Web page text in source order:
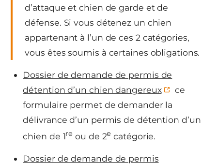
d’attaque et chien de garde et de
défense. Si vous détenez un chien
appartenant à l’un de ces 2 catégories,
vous êtes soumis à certaines obligations.
Dossier de demande de permis de
détention d’un chien dangereux
ce
formulaire permet de demander la
délivrance d’un permis de détention d’un
chien de 1re ou de 2e catégorie.
Dossier de demande de permis